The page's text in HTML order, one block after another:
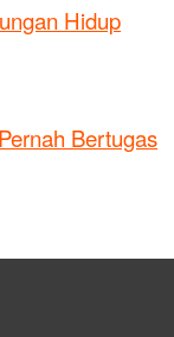
Hidup
Bertugas